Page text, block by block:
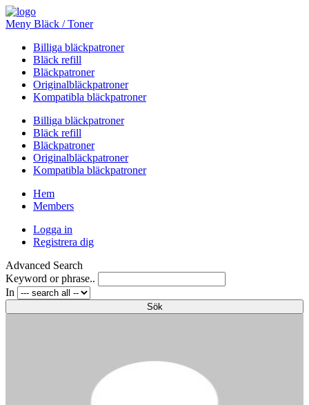
Meny Bläck / Toner
Billiga bläckpatroner
Bläck refill
Bläckpatroner
Originalbläckpatroner
Kompatibla bläckpatroner
Billiga bläckpatroner
Bläck refill
Bläckpatroner
Originalbläckpatroner
Kompatibla bläckpatroner
Hem
Members
Logga in
Registrera dig
Advanced Search
Keyword or phrase..
In